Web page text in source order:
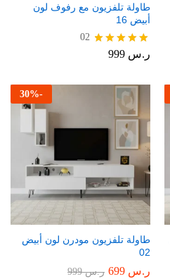
طاولة تلفزيون مع رفوف لون
أبيض 16
تم التقييم
02
ر.س
-
30%
طاولة تلفزيون مودرن لون أبيض
02
ر.س ر.س999